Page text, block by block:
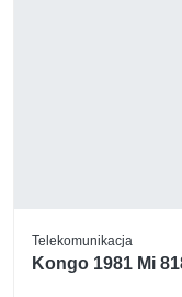
Telekomunikacja
Kongo 1981 Mi